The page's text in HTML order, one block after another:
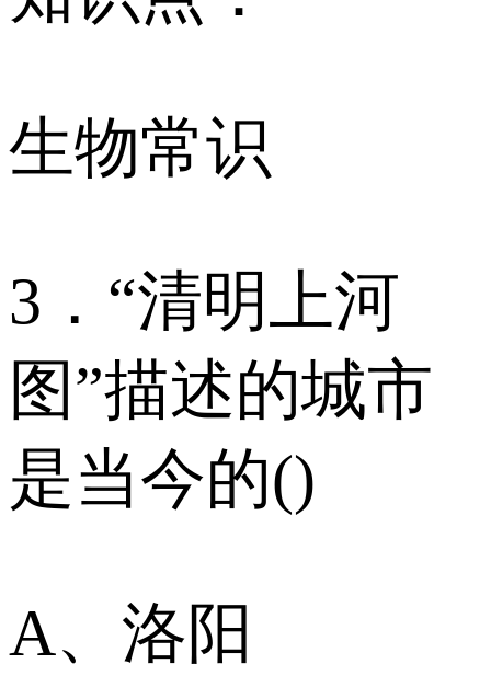
生物常识
3．“清明上河
图”描述的城市
是当今的()
A、洛阳